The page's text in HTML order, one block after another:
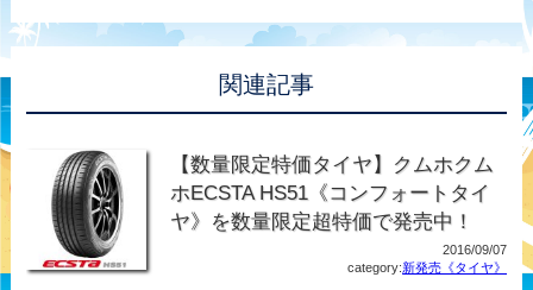
関連記事
【数量限定特価タイヤ】クムホクム
ホECSTA HS51《コンフォートタイ
ヤ》を数量限定超特価で発売中！
2016/09/07
category:新発売《タイヤ》